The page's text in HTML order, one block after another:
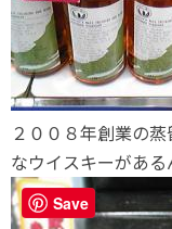
２００８年創業の
なウイスキーがある
Save